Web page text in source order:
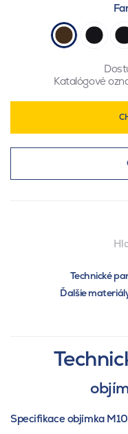
Katalógové
Technické
Ďalšie
Specifikace objímka